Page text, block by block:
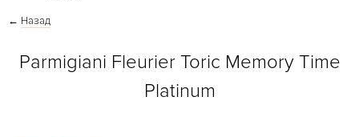
← Назад
Parmigiani Fleurier Toric Memory Time
Platinum